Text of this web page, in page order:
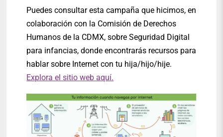
Puedes consultar esta campaña que hicimos, en
colaboración con la Comisión de Derechos
Humanos de la CDMX, sobre Seguridad Digital
para infancias, donde encontrarás recursos para
hablar sobre Internet con tu hija/hijo/hije.
Explora el sitio web aquí.